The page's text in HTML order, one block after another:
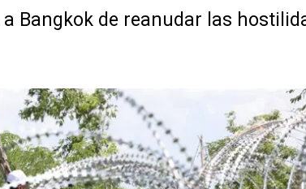
Bangkok de reanudar las